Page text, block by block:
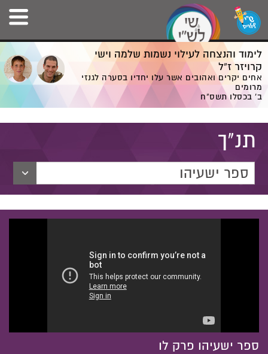
לימוד והנצחה לעילוי נשמות שלמה וישי
קרויזר ז”ל
אחים יקרים ואהובים אשר עלו יחדיו בסערה לגנזי
מרומים
ב' בכסלו תשס”ח
תנ"ך
ספר ישעיהו
ספר ישעיהו פרק לו